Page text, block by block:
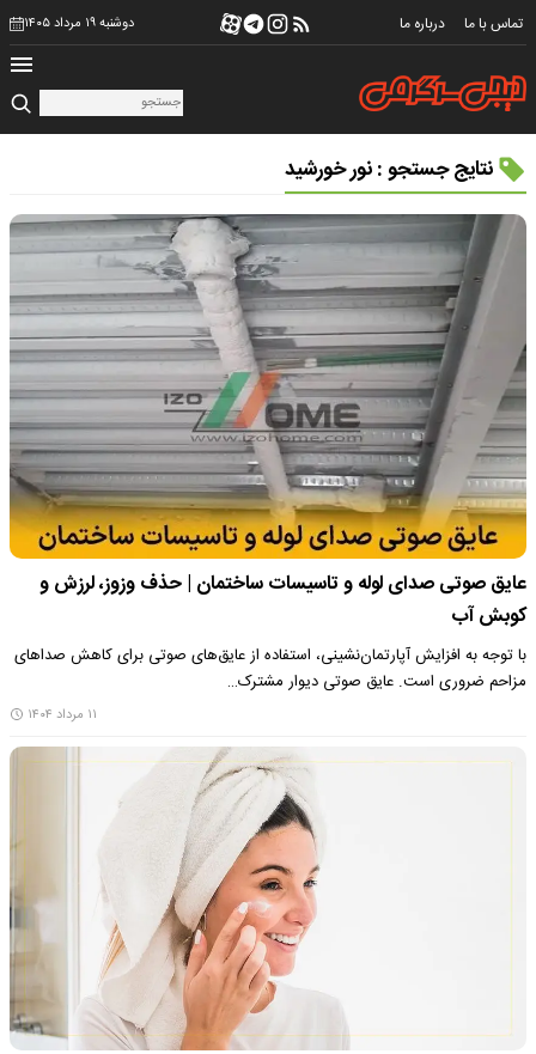
تماس با ما درباره ما دوشنبه ۱۹ مرداد ۱۴۰۵
نتایج جستجو : نور خورشید
عایق صوتی صدای لوله و تاسیسات ساختمان | حذف وزوز، لرزش و
کوبش آب
با توجه به افزایش آپارتمان‌نشینی، استفاده از عایق‌های صوتی برای کاهش صداهای
مزاحم ضروری است. عایق صوتی دیوار مشترک…
۱۱ مرداد ۱۴۰۴